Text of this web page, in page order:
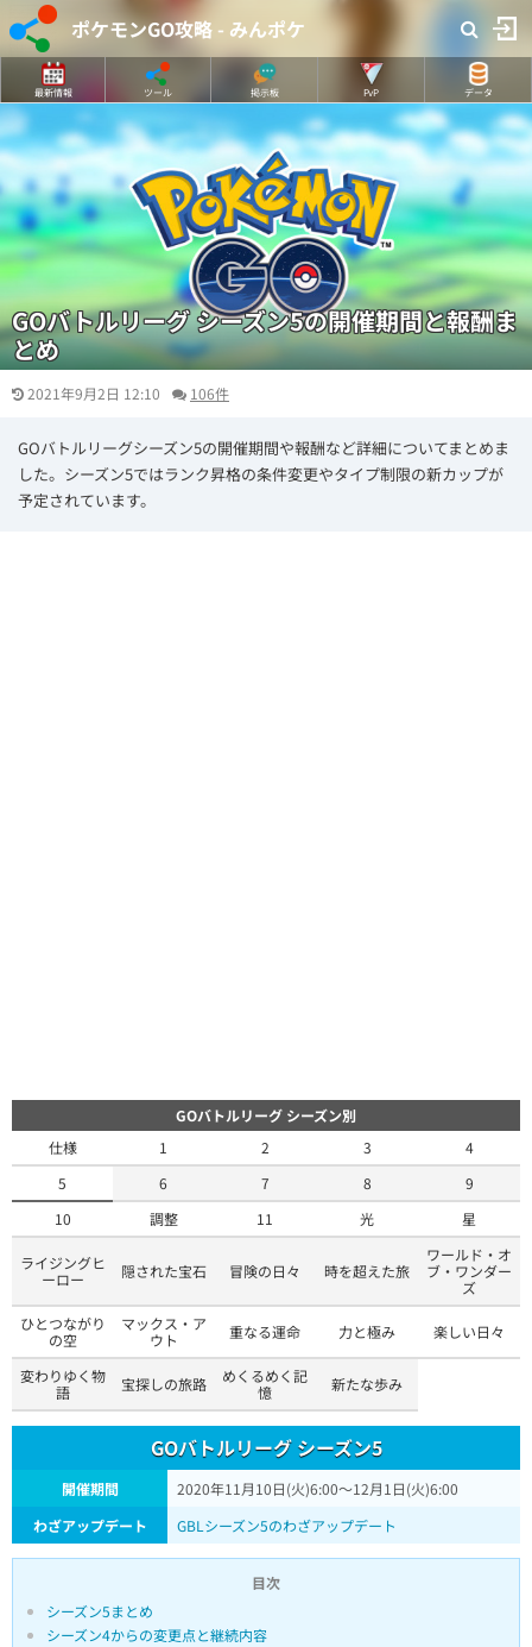
ポケモンGO攻略 - みんポケ
最新情報 ツール 掲示板 PvP データ
GOバトルリーグ シーズン5の開催期間と報酬ま
とめ
2021年9月2日 12:10 106件
GOバトルリーグシーズン5の開催期間や報酬など詳細についてまとめま
した。シーズン5ではランク昇格の条件変更やタイプ制限の新カップが
予定されています。
GOバトルリーグ シーズン別
仕様
1 2 3
4
5
6 7 8
9
10
調整 11 光 星
ライジングヒ
ーロー
隠された宝石 冒険の日々 時を超えた旅
ワールド・オ
ブ・ワンダー
ズ
ひとつながり
の空
マックス・ア
ウト
重なる運命 力と極み 楽しい日々
変わりゆく物
語
宝探しの旅路
めくるめく記
憶
新たな歩み
GOバトルリーグ シーズン5
開催期間
2020年11月10日(火)6:00〜12月1日(火)6:00
わざアップデート
GBLシーズン5のわざアップデート
目次
シーズン5まとめ
シーズン4からの変更点と継続内容